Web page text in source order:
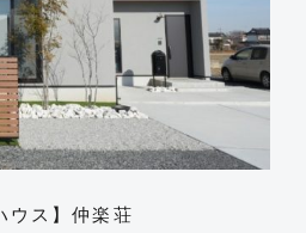
ウス】仲楽荘